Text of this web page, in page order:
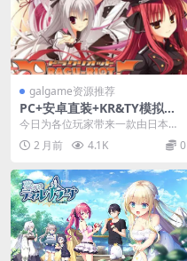
galgame资源推荐
PC+安卓直装+KR&TY模拟器
版 DRACU-RIOT! 通关全CG存
档+精翻汉化
今日为各位玩家带来一款由日本老
牌美少女游戏厂商YUZUSOFT（柚
子社）出品的经...
2 月前 4.1K 0